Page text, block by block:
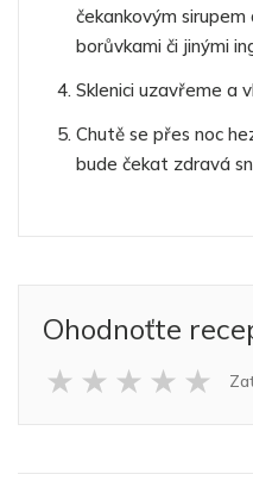
čekankovým
borůvkami či jinými
Sklenici uzavřeme a
Chutě se přes noc
bude čekat zdravá
Ohodnoťte
★ ★ ★ ★ ★